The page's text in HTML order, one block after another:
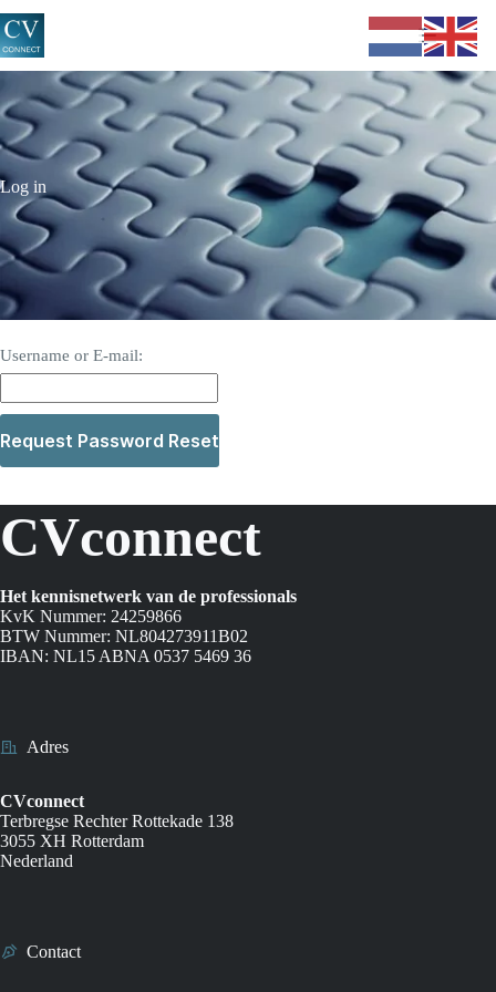
naar
de
inhoud
Log in
Username or E-mail:
CVconnect
Het kennisnetwerk van de professionals
KvK Nummer: 24259866
BTW Nummer: NL804273911B02
IBAN: NL15 ABNA 0537 5469 36
Adres
CVconnect
Terbregse Rechter Rottekade 138
3055 XH Rotterdam
Nederland
Contact